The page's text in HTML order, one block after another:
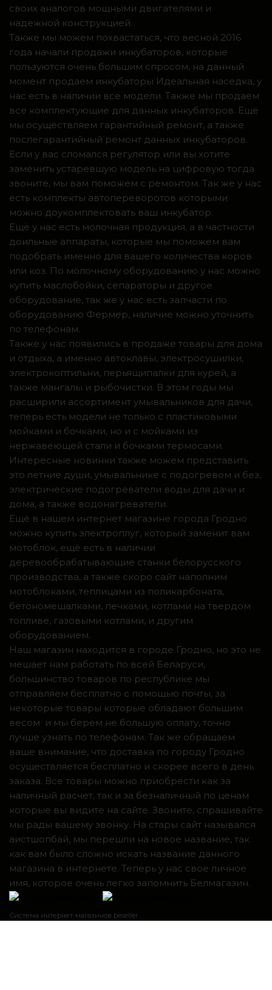
своих аналогов мощными двигателями и
надежной конструкцией.
Также мы можем похвастаться, что весной 2016
года начали продажи инкубаторов, которые
пользуются очень большим спросом, на данный
момент продаем инкубаторы Идеальная наседка, у
нас есть в наличии все модели. Также мы продаем
все комплектующие для данных инкубаторов. Ещё
мы осуществляем гарантийный ремонт, а также
послегарантийный ремонт данных инкубаторов.
Если у вас сломался регулятор или вы хотите
заменить устаревшую модель на цифровую тогда
звоните, мы вам поможем с ремонтом. Так же у нас
есть комплекты автопереворотов которыми
можно доукомплектовать ваш инкубатор.
Ещё у нас есть молочная продукция, а в частности
доильные аппараты, которые мы поможем вам
подобрать именно для вашего количества коров
или коз. По молочному оборудованию у нас можно
купить маслобойки, сепараторы и другое
оборудование, так же у нас есть запчасти по
оборудованию Фермер, наличие можно уточнить
по телефонам.
Также у нас появились в продаже товары для дома
и отдыха, а именно автоклавы, электросушилки,
электрокоптильни, перьящипалки для курей, а
также мангалы и рыбочистки. В этом годы мы
расширили ассортимент умывальников для дачи,
теперь есть модели не только с пластиковыми
мойками и бочками, но и с мойками из
нержавеющей стали и бочками термосами.
Интересные новинки также можем представить
это летние души, умывальнике с подогревом и без,
электрические подогреватели воды для дачи и
дома, а также водонагреватели.
Ещё в нашем интернет магазине города Гродно
можно купить электроплуг, который заменит вам
мотоблок, ещё есть в наличии
деревообрабатывающие станки белорусского
производства, а также скоро сайт наполним
мотоблоками, теплицами из поликарбоната,
бетономешалками, печками, котлами на твердом
топливе, газовыми котлами, и другим
оборудованием.
Наш магазин находится в городе Гродно, но это не
мешает нам работать по всей Беларуси,
большинство товаров по республике мы
отправляем бесплатно с помощью почты, за
некоторые товары которые обладают большим
весом и мы берем не большую оплату, точно
лучше узнать по телефонам. Так же обращаем
ваше внимание, что доставка по городу Гродно
осуществляется бесплатно и скорее всего в день
заказа. Все товары можно приобрести как за
наличный расчет, так и за безналичный по ценам
которые вы видите на сайте. Звоните, спрашивайте
мы рады вашему звонку. На стары сайт назывался
аистшопбай, мы перешли на новое название, так
как вам было сложно искать название данного
магазина в интернете. Теперь у нас свое личное
имя, которое очень легко запомнить Белмагазин.
Система интернет-магазинов beseller